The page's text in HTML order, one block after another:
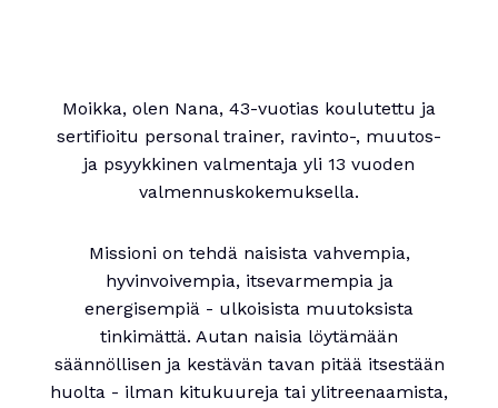
Moikka, olen Nana, 43-vuotias koulutettu ja
sertifioitu personal trainer, ravinto-, muutos-
ja psyykkinen valmentaja yli 13 vuoden
valmennuskokemuksella.
Missioni on tehdä naisista vahvempia,
hyvinvoivempia, itsevarmempia ja
energisempiä - ulkoisista muutoksista
tinkimättä. Autan naisia löytämään
säännöllisen ja kestävän tavan pitää itsestään
huolta - ilman kitukuureja tai ylitreenaamista,